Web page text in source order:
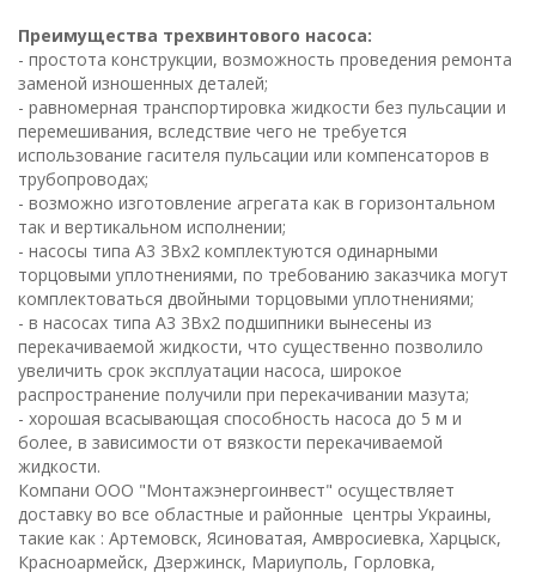
Преимущества трехвинтового насоса:
- простота конструкции, возможность проведения ремонта
заменой изношенных деталей;
- равномерная транспортировка жидкости без пульсации и
перемешивания, вследствие чего не требуется
использование гасителя пульсации или компенсаторов в
трубопроводах;
- возможно изготовление агрегата как в горизонтальном
так и вертикальном исполнении;
- насосы типа А3 3Вх2 комплектуются одинарными
торцовыми уплотнениями, по требованию заказчика могут
комплектоваться двойными торцовыми уплотнениями;
- в насосах типа А3 3Вх2 подшипники вынесены из
перекачиваемой жидкости, что существенно позволило
увеличить срок эксплуатации насоса, широкое
распространение получили при перекачивании мазута;
- хорошая всасывающая способность насоса до 5 м и
более, в зависимости от вязкости перекачиваемой
жидкости.
Компани ООО "Монтажэнергоинвест" осуществляет
доставку во все областные и районные центры Украины,
такие как : Артемовск, Ясиноватая, Амвросиевка, Харцыск,
Красноармейск, Дзержинск, Мариуполь, Горловка,